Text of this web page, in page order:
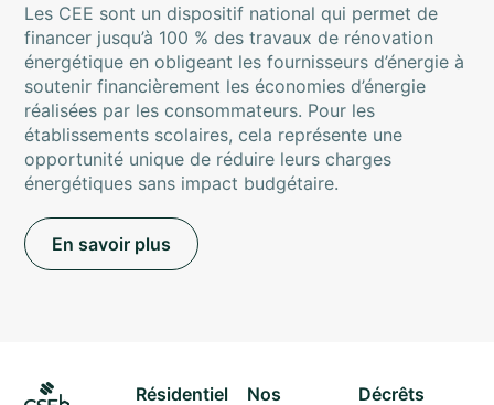
Les CEE sont un dispositif national qui permet de
financer jusqu’à 100 % des travaux de rénovation
énergétique en obligeant les fournisseurs d’énergie à
soutenir financièrement les économies d’énergie
réalisées par les consommateurs. Pour les
établissements scolaires, cela représente une
opportunité unique de réduire leurs charges
énergétiques sans impact budgétaire.
En savoir plus
Résidentiel
Nos
Décrêts